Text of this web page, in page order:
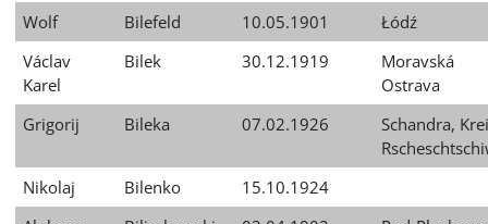
Wolf
Bilefeld 10.05.1901
Łódź
Václav
Karel
Bilek 30.12.1919
Moravská
Ostrava
Grigorij
Bileka 07.02.1926
Schandra,
Nikolaj
Bilenko
15.10.1924